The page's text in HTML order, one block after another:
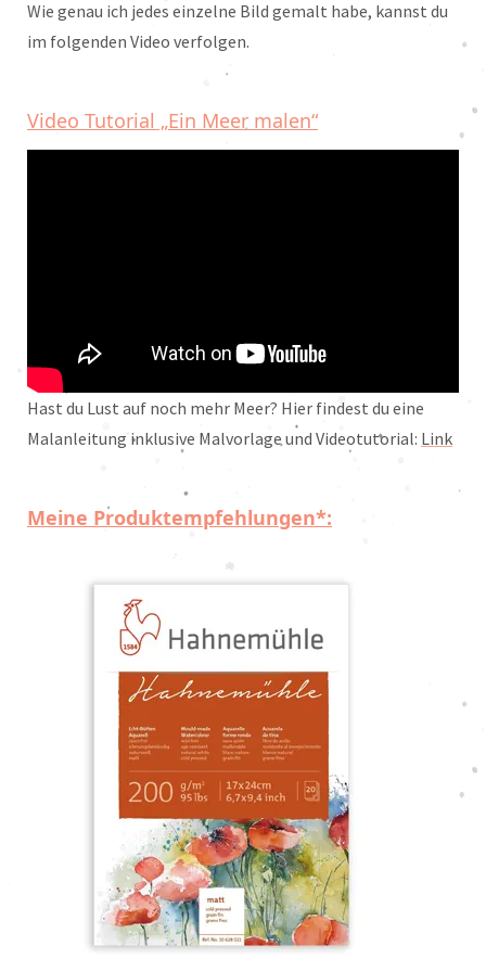
Wie genau ich jedes einzelne Bild gemalt habe, kannst du
im folgenden Video verfolgen.
Video Tutorial „Ein Meer malen“
Hast du Lust auf noch mehr Meer? Hier findest du eine
Malanleitung inklusive Malvorlage und Videotutorial: Link
Meine Produktempfehlungen*: